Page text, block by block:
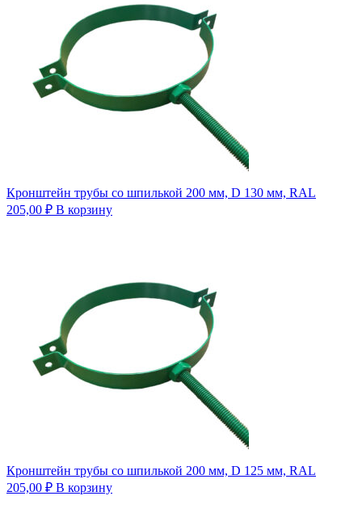
Кронштейн трубы со шпилькой 200 мм, D 130 мм, RAL
205,00 ₽ В корзину
Кронштейн трубы со шпилькой 200 мм, D 125 мм, RAL
205,00 ₽ В корзину